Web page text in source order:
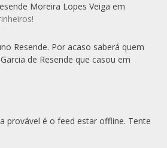
Moreira Lopes Veiga em
Resende. Por acaso saberá quem
de Resende que casou em
provável é o feed estar offline. Tente